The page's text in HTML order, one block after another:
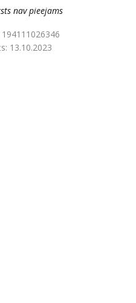
nav pieejams
194111026346
13.10.2023